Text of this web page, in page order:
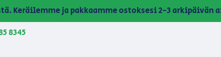
Keräilemme ja pakkaamme ostoksesi 2-3 arkipäivän
8345